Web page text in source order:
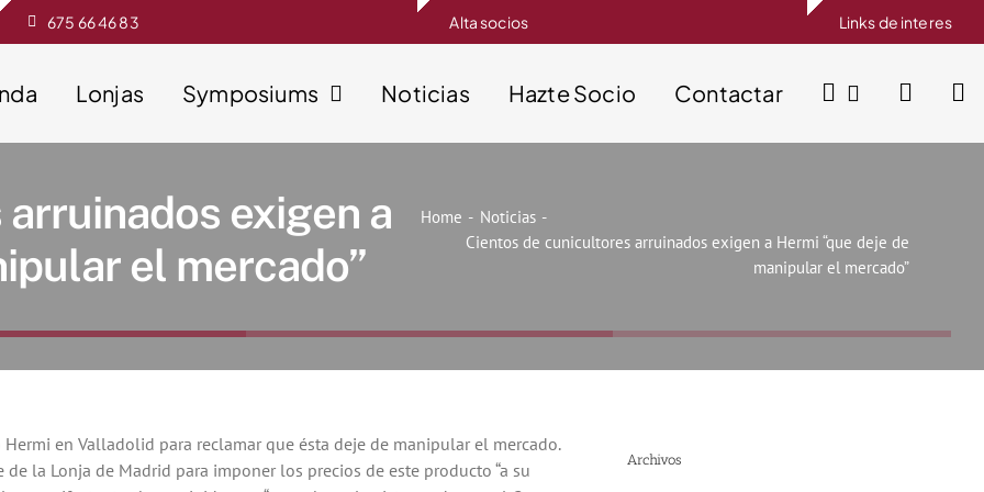
675 66 46 83 Alta socios Links de interes
Lonjas Symposiums Noticias Hazte Socio Contactar
exigen a
el mercado”
Home
Noticias
Cientos de cunicultores arruinados exigen a Hermi “que deje de
manipular el mercado”
en Valladolid para reclamar que ésta deje de manipular el mercado.
la Lonja de Madrid para imponer los precios de este producto “a su
Archivos